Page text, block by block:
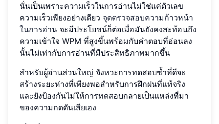
นั่นเป็นเพราะความเร็วในการอ่านไม่ใช่แค่ตัวเลข
ความเร็วเพียงอย่างเดียว จุดตรวจสอบความก้าวหน้า
ในการอ่าน จะมีประโยชน์ก็ต่อเมื่อมันยังคงสะท้อนถึง
ความเข้าใจ WPM ที่สูงขึ้นพร้อมกับคำตอบที่อ่อนลง
นั้นไม่เท่ากับการอ่านที่มีประสิทธิภาพมากขึ้น
สำหรับผู้อ่านส่วนใหญ่ จังหวะการทดสอบซ้ำที่ดีจะ
สร้างระยะห่างที่เพียงพอสำหรับการฝึกฝนที่แท้จริง
และยังป้องกันไม่ให้การทดสอบกลายเป็นแหล่งที่มา
ของความกดดันเสียเอง